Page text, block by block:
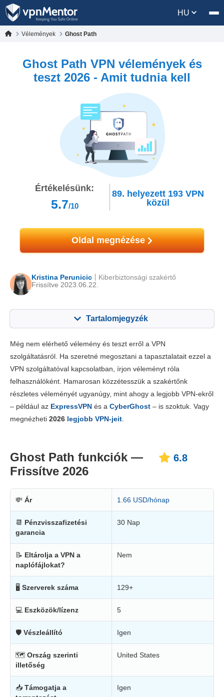
HU
Vélemények Ghost Path
Ghost Path VPN vélemények és
teszt 2026 - Amit tudnia kell
Értékelésünk:
5.7/10
89. helyezett 193VPN
közül
Oldal megnézése
Kristina Perunicic
Frissítve 2023.06.22.
Kiberbiztonsági szakértő
Tartalomjegyzék
Főbb jellemzők 6.8
Telepítés & appok 7.0
Megbízhatóság és támogatás 7.2
Még nem elérhető vélemény és teszt erről a VPN
szolgáltatásról. Ha szeretné megosztani a tapasztalatait ezzel a
VPN szolgáltatóval kapcsolatban, írjon véleményt róla
felhasználóként. Hamarosan közzétesszük a szakértőnk
részletes véleményét ugyanúgy, mint ahogy a legjobb VPN-ekről
– például az ExpressVPN és a CyberGhost – is szoktuk. Vagy
megnézheti 2026 legjobb VPN-jeit
Ghost Path funkciók —
Frissítve 2026
6.8
💸 Ár 1.66 USD/hónap
📆 Pénzvisszafizetési
garancia
30 Nap
📝 Eltárolja a VPN a
naplófájlokat?
Nem
🖥 Szerverek száma 129+
💻 Eszközök/lízenz 5
🛡 Vészleállító Igen
🗺 Ország szerinti
illetőség
United States
📥 Támogatja a
Igen